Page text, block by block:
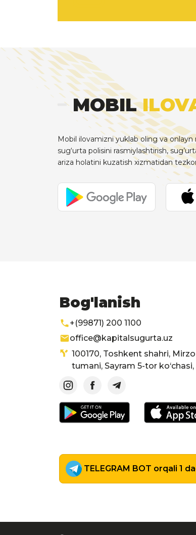
MOBIL
Mobil ilovamizni yuklab oling va
sug‘urta polisini rasmiylashtirish,
ariza holatini kuzatish xizmatidan
Bog'lanish
+(99871) 200 1100
office@kapitalsugurta.uz
100170, Toshkent shahri,
tumani, Sayram 5-tor ko‘chasi,
TELEGRAM BOT orqali 1